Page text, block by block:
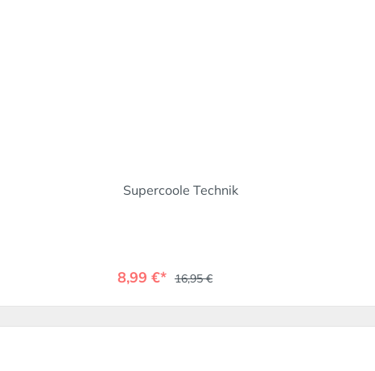
Supercoole Technik
8,99 €* 16,95 €